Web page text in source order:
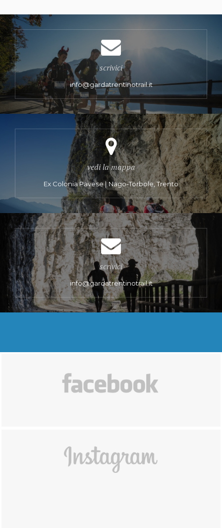
scrivici
info@gardatrentinotrail.it
vedi la mappa
Ex Colonia Pavese | Nago-Torbole, Trento
scrivici
info@gardatrentinotrail.it